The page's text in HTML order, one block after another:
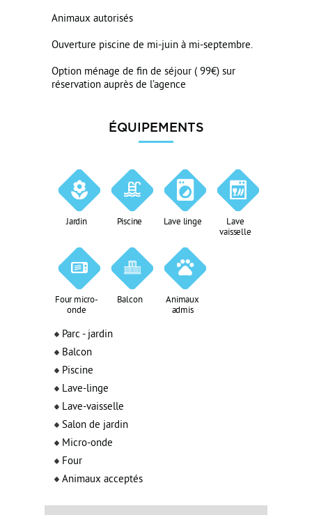
Animaux autorisés
Ouverture piscine de mi-juin à mi-septembre.
Option ménage de fin de séjour ( 99€) sur
réservation auprès de l’agence
ÉQUIPEMENTS
Jardin Piscine Lave linge
Lave
vaisselle
Four micro-
onde
Balcon
Animaux
admis
Parc - jardin
Balcon
Piscine
Lave-linge
Lave-vaisselle
Salon de jardin
Micro-onde
Four
Animaux acceptés